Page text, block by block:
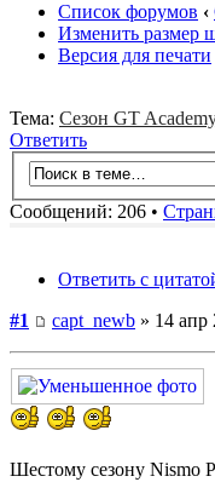
Список форумов ‹
Изменить размер
Версия для печати
Тема: Сезон GT
Ответить
Сообщений: 206 •
Ответить с
#1
capt_newb » 14 апр
Шестому сезону Nismo